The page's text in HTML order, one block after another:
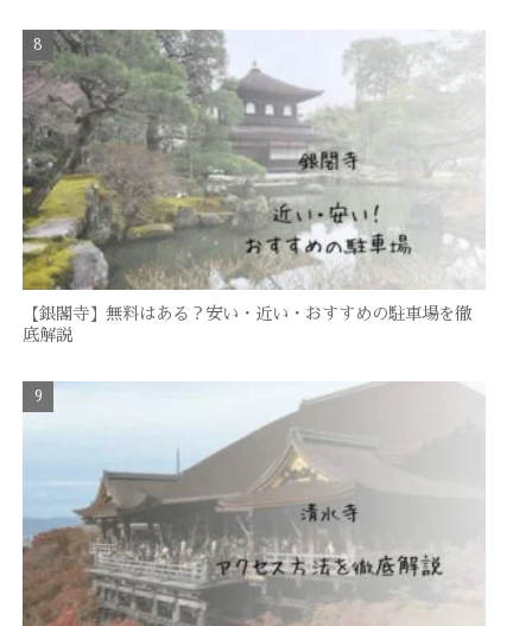
【銀閣寺】無料はある？安い・近い・おすすめの駐車場を徹
底解説